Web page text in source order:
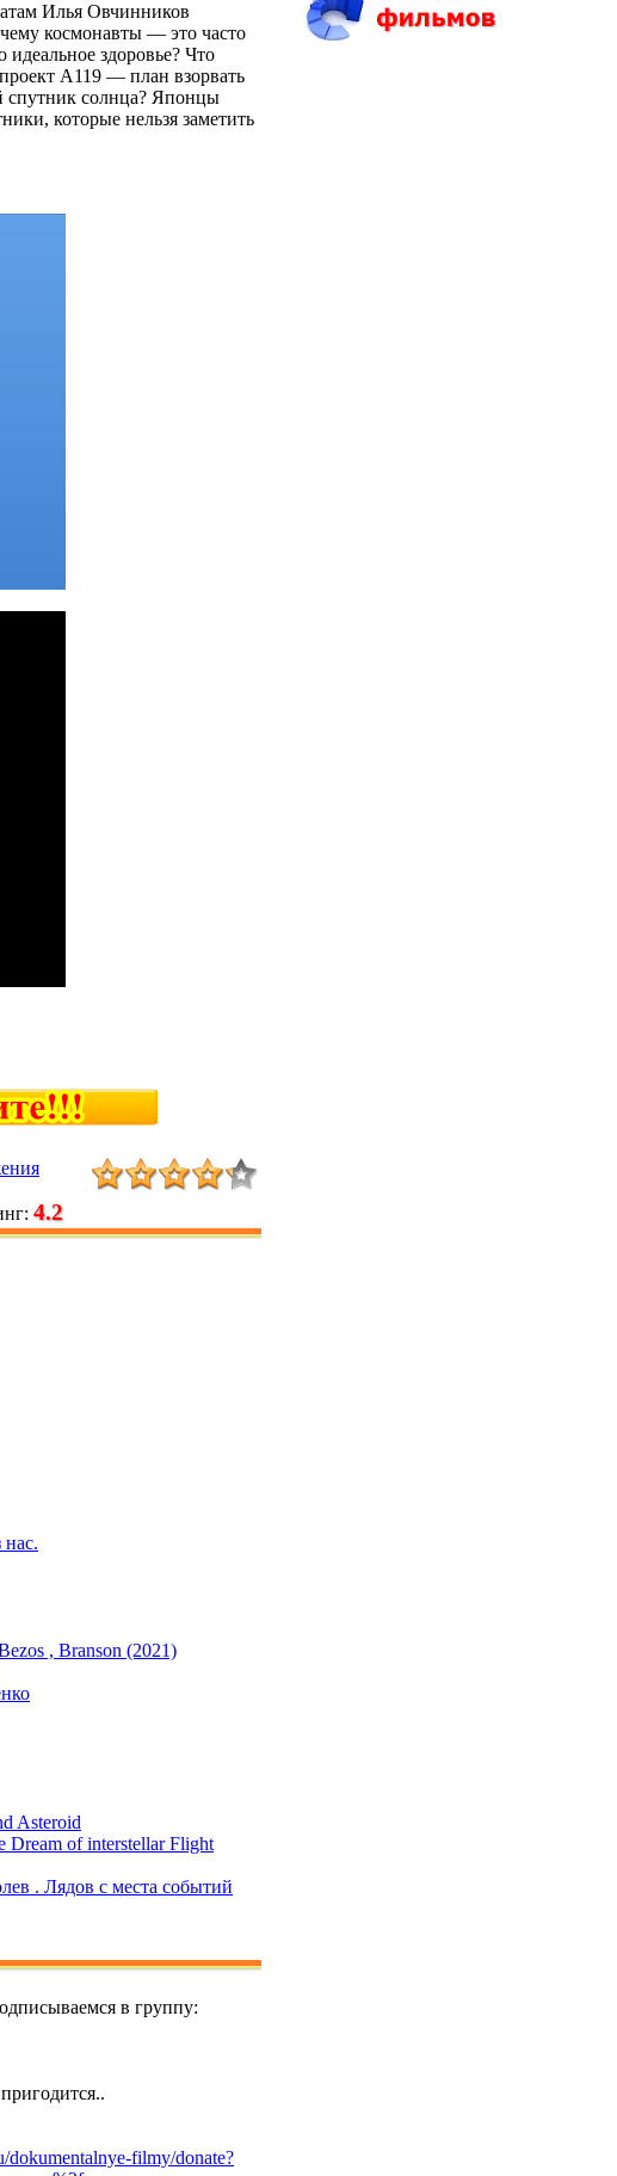
Илья Овчинников
космонавты — это часто
здоровье? Что
А119 — план взорвать
спутник солнца? Японцы
которые нельзя заметить
: 4.2
, Branson (2021)
Asteroid
Dream of interstellar Flight
. Лядов с места событий
в группу:
dokumentalnye-filmy/donate?